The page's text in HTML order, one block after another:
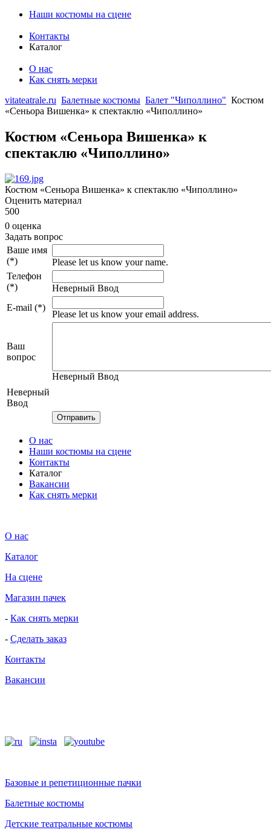
Наши костюмы на сцене
Контакты
Каталог
О нас
Как снять мерки
vitateatrale.ru Балетные костюмы Балет "Чиполлино" Костюм
«Сеньора Вишенка» к спектаклю «Чиполлино»
Костюм «Сеньора Вишенка» к
спектаклю «Чиполлино»
Костюм «Сеньора Вишенка» к спектаклю «Чиполлино»
Оценить материал
500
0 оценка
Задать вопрос
Ваше имя
(*)
Please let us know your name.
Телефон
(*)
Неверный Ввод
E-mail (*)
Please let us know your email address.
Ваш
вопрос
Неверный Ввод
Неверный
Ввод
О нас
Наши костюмы на сцене
Контакты
Каталог
Вакансии
Как снять мерки
О нас
Каталог
На сцене
Магазин пачек
- Как снять мерки
- Сделать заказ
Контакты
Вакансии
Базовые и репетиционные пачки
Балетные костюмы
Детские театральные костюмы